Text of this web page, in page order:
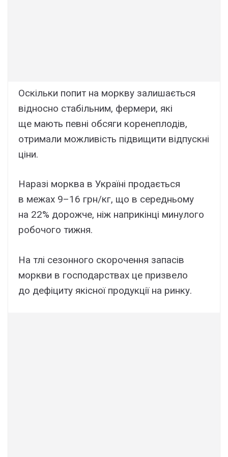
Оскільки попит на моркву залишається
відносно стабільним, фермери, які
ще мають певні обсяги коренеплодів,
отримали можливість підвищити відпускні
ціни.
Наразі морква в Україні продається
в межах 9–16 грн/кг, що в середньому
на 22% дорожче, ніж наприкінці минулого
робочого тижня.
На тлі сезонного скорочення запасів
моркви в господарствах це призвело
до дефіциту якісної продукції на ринку.